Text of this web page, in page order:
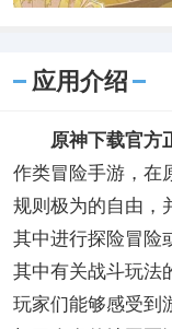
应用介绍
原神下载官方
作类冒险手游，在
规则极为的自由，
其中进行探险冒险
其中有关战斗玩法
玩家们能够感受到